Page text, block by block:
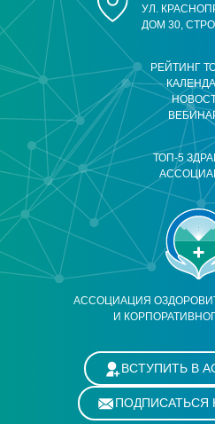
АССОЦИАЦИЯ
И
РЕЙТИНГ
ТОП-5
УЛ.
ДОМ 30,
ВСТУПИТЬ В
ПОДПИСАТЬСЯ